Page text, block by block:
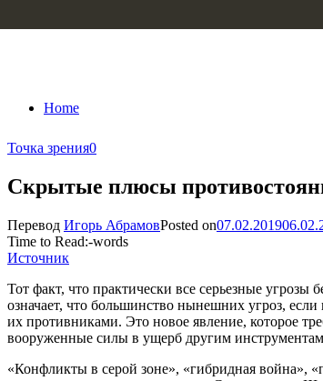
Home
Точка зрения0
Скрытые плюсы
Перевод Игорь АбрамовPosted on07.02.2019
Time to Read:-words
Источник
Тот факт, что практически все серьезные
означает, что большинство нынешних угроз,
их противниками. Это новое явление, которое
вооруженные силы в ущерб другим инструментам
«Конфликты в серой зоне», «гибридная война»,